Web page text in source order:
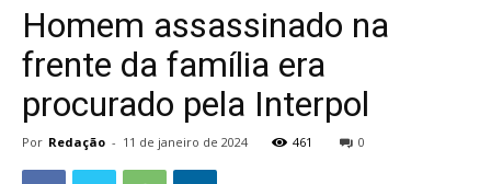
Homem assassinado na
frente da família era
procurado pela Interpol
Por Redação - 11 de janeiro de 2024 461 0